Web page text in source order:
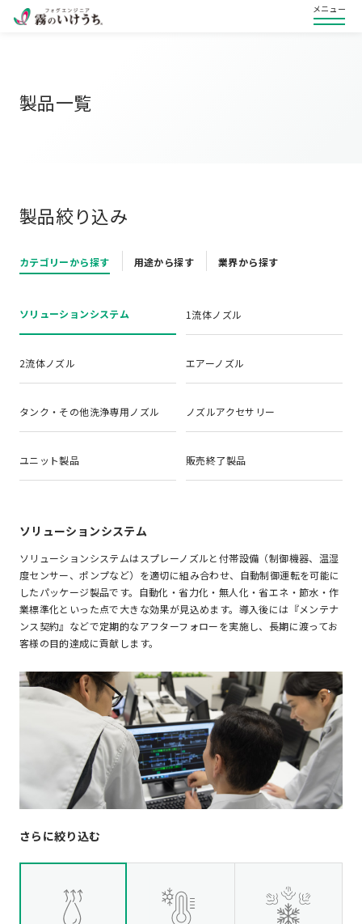
メニュー
製品一覧
製品絞り込み
カテゴリーから探す 用途から探す 業界から探す
ソリューションシステム 1流体ノズル
2流体ノズル エアーノズル
タンク・その他洗浄専用ノズル ノズルアクセサリー
ユニット製品 販売終了製品
ソリューションシステム
ソリューションシステムはスプレーノズルと付帯設備（制御機器、温湿
度センサー、ポンプなど）を適切に組み合わせ、自動制御運転を可能に
したパッケージ製品です。自動化・省力化・無人化・省エネ・節水・作
業標準化といった点で大きな効果が見込めます。導入後には『メンテナ
ンス契約』などで定期的なアフターフォローを実施し、長期に渡ってお
客様の目的達成に貢献します。
さらに絞り込む